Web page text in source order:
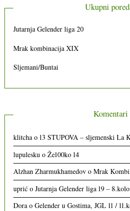
Ukupni
Jutarnja Gelender liga 20
Mrak kombinacija XIX
Sljemani/Buntai
Komentari
klitcha o13 STUPOVA – sljemenski La
lupulesku oŽe100ko 14
Alzhan Zharmukhamedov oMrak
uprić oJutarnja Gelender liga 19 –
Dora oGelender u Gostima, JGL 11 /